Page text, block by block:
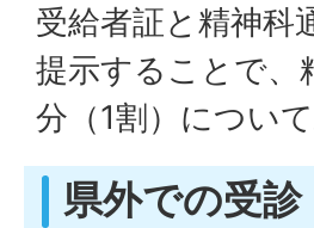
受給者証と精神科
提示することで、
分（1割）につい
県外での受診